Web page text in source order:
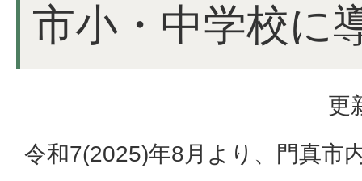
市小・中学校に
更
令和7(2025)年8月より、門真市